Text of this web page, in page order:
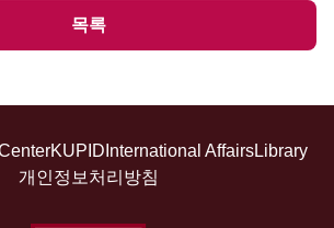
목록
KUPID International AffairsLibrary
개인정보처리방침